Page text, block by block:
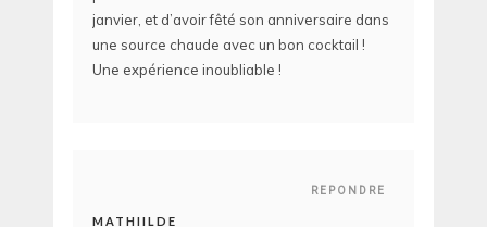
janvier, et d’avoir fêté son anniversaire dans
une source chaude avec un bon cocktail !
Une expérience inoubliable !
REPONDRE
MATHIILDE